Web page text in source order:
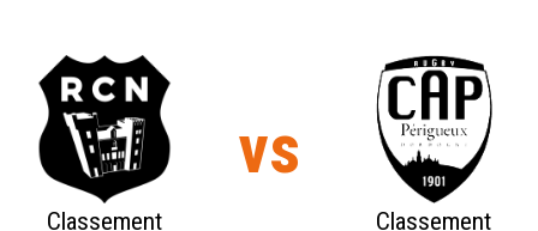
Classement Classement